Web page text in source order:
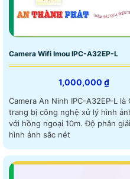
Camera Wifi Imou IPC-A32EP-L
1,000,000 ₫
Camera An Ninh IPC-A32EP-L
trang bị công nghệ xử lý hình
với hồng ngoại 10m. Độ phân giải Ultra 2k lite đảm bảo chất lượng
hình ảnh sắc nét